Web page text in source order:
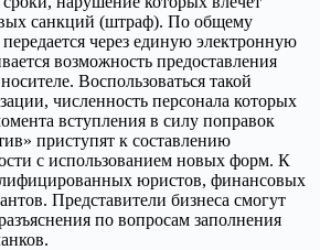
санкций (штраф). По общему
через единую электронную
возможность предоставления
Воспользоваться такой
численность персонала которых
вступления в силу поправок
приступят к составлению
с использованием новых форм. К
юристов, финансовых
Представители бизнеса смогут
по вопросам заполнения